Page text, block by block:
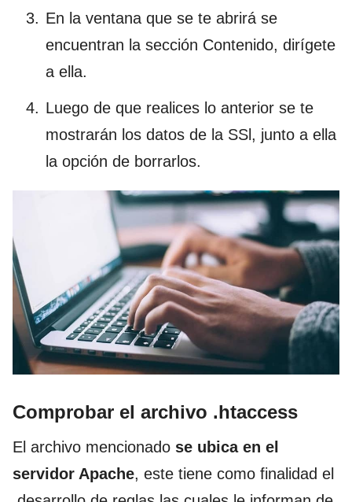
En la ventana que se te abrirá se
encuentran la sección Contenido, dirígete
a ella.
Luego de que realices lo anterior se te
mostrarán los datos de la SSl, junto a ella
la opción de borrarlos.
Comprobar el archivo .htaccess
El archivo mencionado se ubica en el
servidor Apache, este tiene como finalidad el